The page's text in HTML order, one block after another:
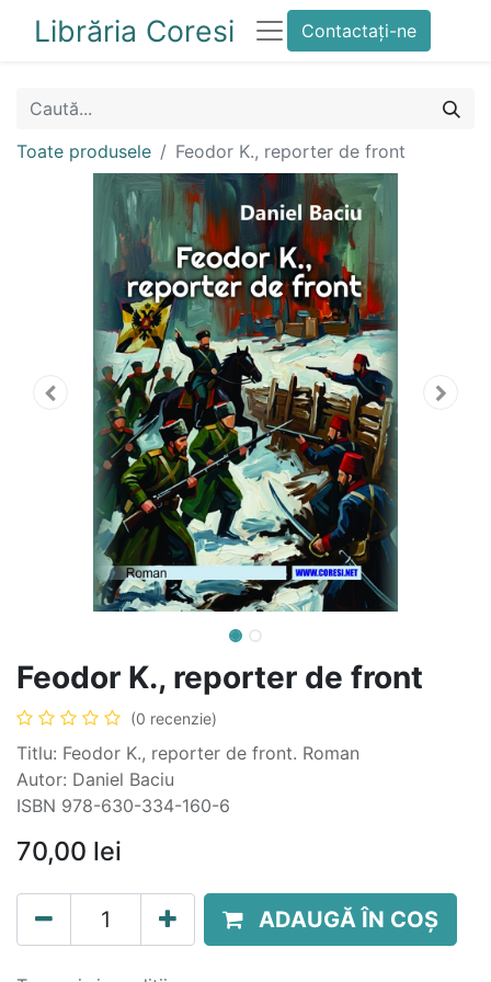
Librăria Coresi Contactați-ne
Toate produsele Feodor K., reporter de front
Feodor K., reporter de front
(0 recenzie)
Titlu: Feodor K., reporter de front. Roman
Autor: Daniel Baciu
ISBN 978-630-334-160-6
70,00 lei
ADAUGĂ ÎN COȘ